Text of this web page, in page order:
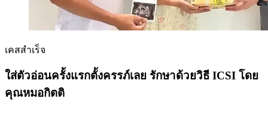
เคสสำเร็จ
ใส่ตัวอ่อนครั้งแรกตั้งครรภ์เลย รักษาด้วยวิธี ICSI โดย
คุณหมอกิตติ